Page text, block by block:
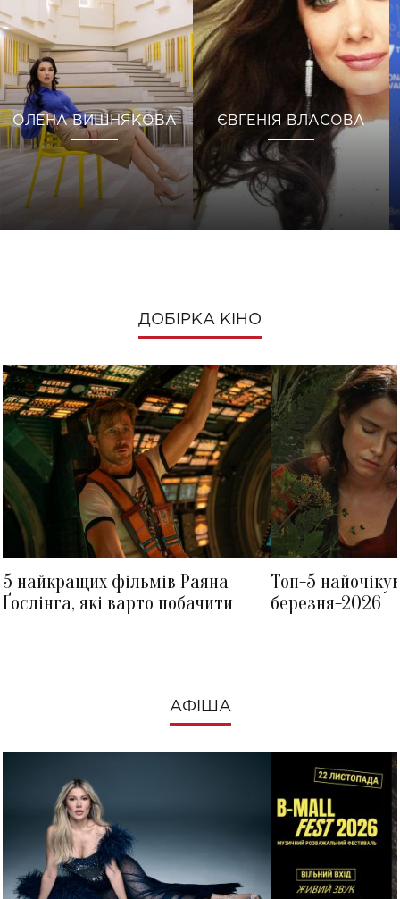
ОЛЕНА ВИШНЯКОВА ЄВГЕНІЯ ВЛАСОВА
ДОБІРКА КІНО
5 найкращих фільмів Раяна
Ґослінга, які варто побачити
Топ-5
березня-2026
АФІША